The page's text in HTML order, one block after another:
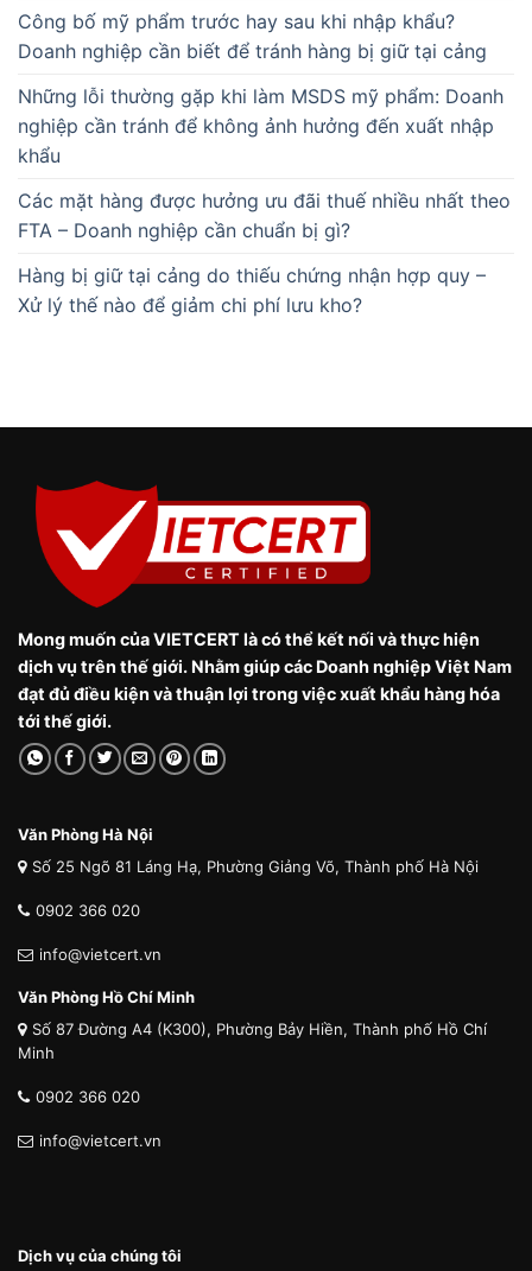
Công bố mỹ phẩm trước hay sau khi nhập khẩu?
Doanh nghiệp cần biết để tránh hàng bị giữ tại cảng
Những lỗi thường gặp khi làm MSDS mỹ phẩm: Doanh
nghiệp cần tránh để không ảnh hưởng đến xuất nhập
khẩu
Các mặt hàng được hưởng ưu đãi thuế nhiều nhất theo
FTA – Doanh nghiệp cần chuẩn bị gì?
Hàng bị giữ tại cảng do thiếu chứng nhận hợp quy –
Xử lý thế nào để giảm chi phí lưu kho?
Mong muốn của VIETCERT là có thể kết nối và thực hiện
dịch vụ trên thế giới. Nhằm giúp các Doanh nghiệp Việt Nam
đạt đủ điều kiện và thuận lợi trong việc xuất khẩu hàng hóa
tới thế giới.
Văn Phòng Hà Nội
Số 25 Ngõ 81 Láng Hạ, Phường Giảng Võ, Thành phố Hà Nội
0902 366 020
info@vietcert.vn
Văn Phòng Hồ Chí Minh
Số 87 Đường A4 (K300), Phường Bảy Hiền, Thành phố Hồ Chí
Minh
0902 366 020
info@vietcert.vn
Dịch vụ của chúng tôi